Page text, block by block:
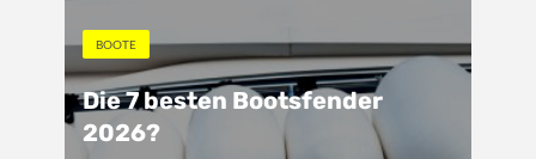
BOOTE
Die 7 besten Bootsfender
2026?